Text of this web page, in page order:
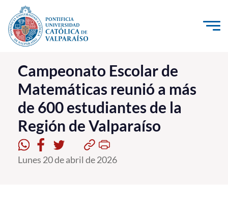
Click acá para ir directamente al contenido
La Universidad
Investigación, Creación e Innovación
PUCV Internacional
Vinculación con el Medio
Admisión
Campeonato Escolar de
Matemáticas reunió a más
de 600 estudiantes de la
Región de Valparaíso
Lunes 20 de abril de 2026